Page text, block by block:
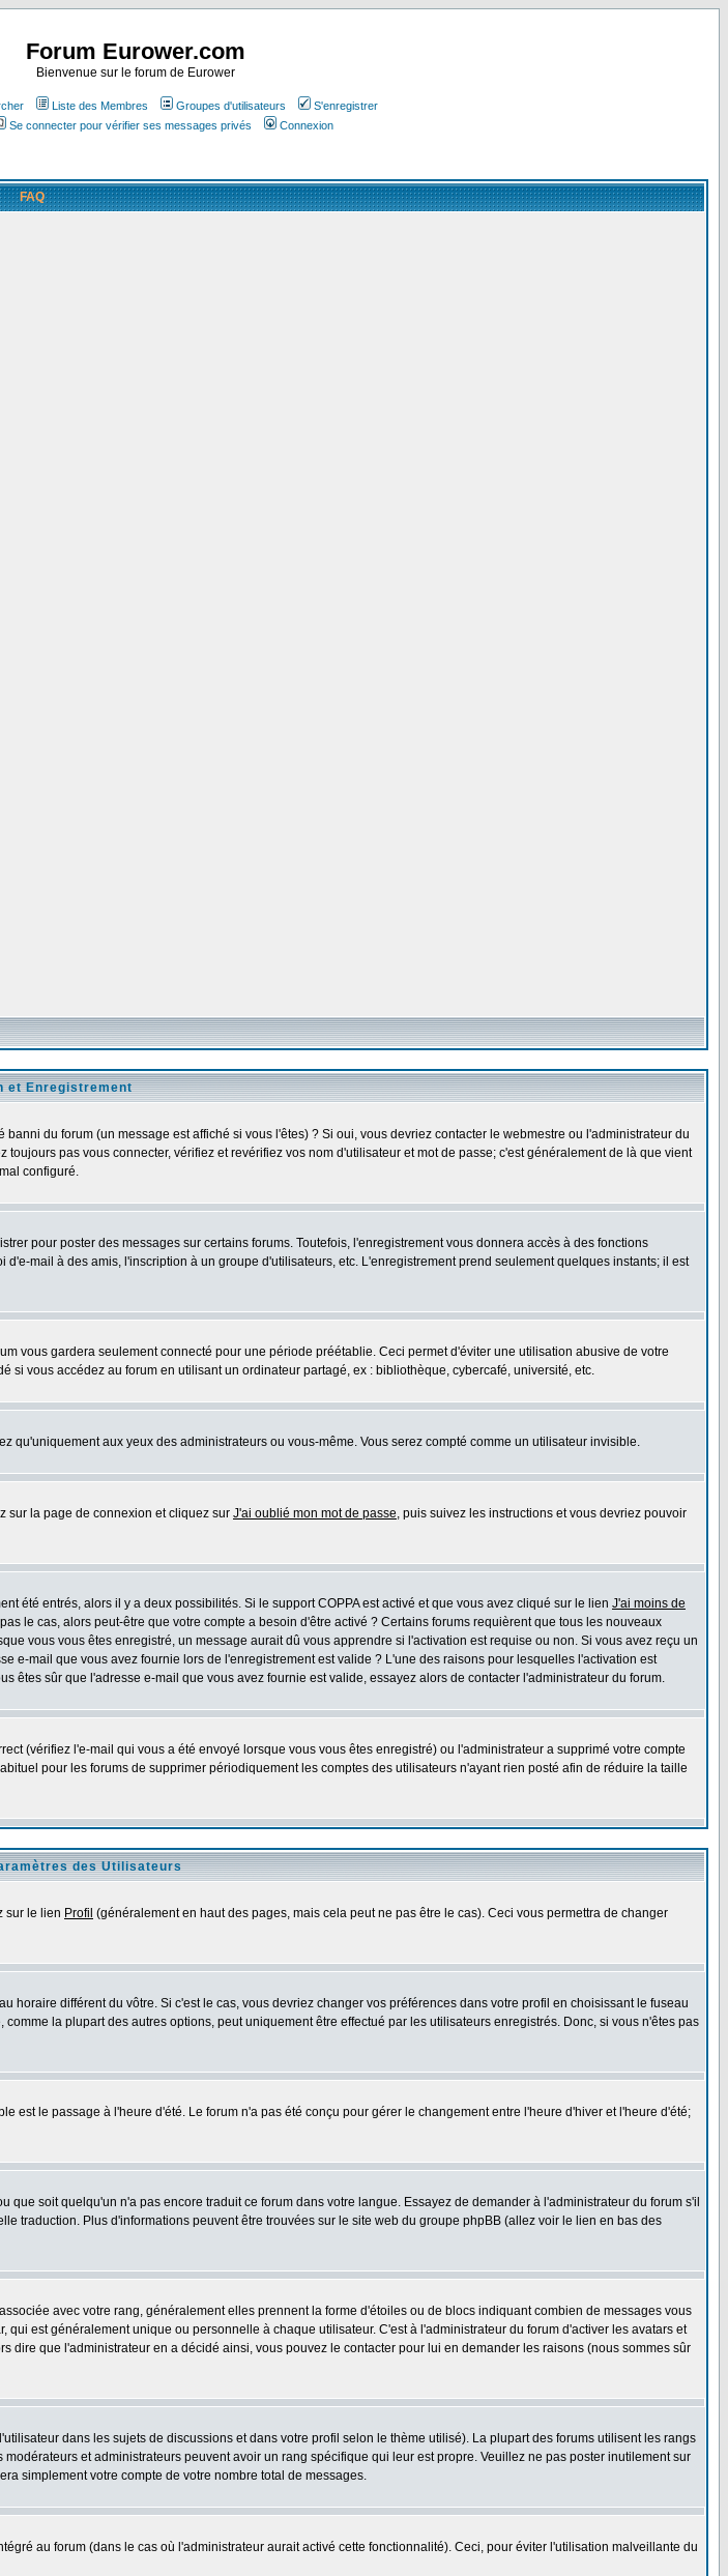
Forum Eurower.com
Bienvenue sur le forum de Eurower
Liste des Membres Groupes d'utilisateurs
S'enregistrer
Se connecter pour vérifier ses messages privés Connexion
FAQ
et Enregistrement
du forum (un message est affiché si vous l'êtes) ? Si oui, vous devriez contacter le webmestre ou l'administrateur du
pas vous connecter, vérifiez et revérifiez vos nom d'utilisateur et mot de passe; c'est généralement de là que vient
configuré.
pour poster des messages sur certains forums. Toutefois, l'enregistrement vous donnera accès à des fonctions
mail à des amis, l'inscription à un groupe d'utilisateurs, etc. L'enregistrement prend seulement quelques instants; il est
vous gardera seulement connecté pour une période préétablie. Ceci permet d'éviter une utilisation abusive de votre
vous accédez au forum en utilisant un ordinateur partagé, ex : bibliothèque, cybercafé, université, etc.
qu'uniquement aux yeux des administrateurs ou vous-même. Vous serez compté comme un utilisateur invisible.
sur la page de connexion et cliquez sur J'ai oublié mon mot de passe, puis suivez les instructions et vous devriez pouvoir
été entrés, alors il y a deux possibilités. Si le support COPPA est activé et que vous avez cliqué sur le lien J'ai moins de
le cas, alors peut-être que votre compte a besoin d'être activé ? Certains forums requièrent que tous les nouveaux
vous vous êtes enregistré, un message aurait dû vous apprendre si l'activation est requise ou non. Si vous avez reçu un
e-mail que vous avez fournie lors de l'enregistrement est valide ? L'une des raisons pour lesquelles l'activation est
sûr que l'adresse e-mail que vous avez fournie est valide, essayez alors de contacter l'administrateur du forum.
(vérifiez l'e-mail qui vous a été envoyé lorsque vous vous êtes enregistré) ou l'administrateur a supprimé votre compte
pour les forums de supprimer périodiquement les comptes des utilisateurs n'ayant rien posté afin de réduire la taille
des Utilisateurs
sur le lien Profil (généralement en haut des pages, mais cela peut ne pas être le cas). Ceci vous permettra de changer
différent du vôtre. Si c'est le cas, vous devriez changer vos préférences dans votre profil en choisissant le fuseau
la plupart des autres options, peut uniquement être effectué par les utilisateurs enregistrés. Donc, si vous n'êtes pas
le passage à l'heure d'été. Le forum n'a pas été conçu pour gérer le changement entre l'heure d'hiver et l'heure d'été;
soit quelqu'un n'a pas encore traduit ce forum dans votre langue. Essayez de demander à l'administrateur du forum s'il
traduction. Plus d'informations peuvent être trouvées sur le site web du groupe phpBB (allez voir le lien en bas des
avec votre rang, généralement elles prennent la forme d'étoiles ou de blocs indiquant combien de messages vous
est généralement unique ou personnelle à chaque utilisateur. C'est à l'administrateur du forum d'activer les avatars et
que l'administrateur en a décidé ainsi, vous pouvez le contacter pour lui en demander les raisons (nous sommes sûr
dans les sujets de discussions et dans votre profil selon le thème utilisé). La plupart des forums utilisent les rangs
et administrateurs peuvent avoir un rang spécifique qui leur est propre. Veuillez ne pas poster inutilement sur
simplement votre compte de votre nombre total de messages.
au forum (dans le cas où l'administrateur aurait activé cette fonctionnalité). Ceci, pour éviter l'utilisation malveillante du